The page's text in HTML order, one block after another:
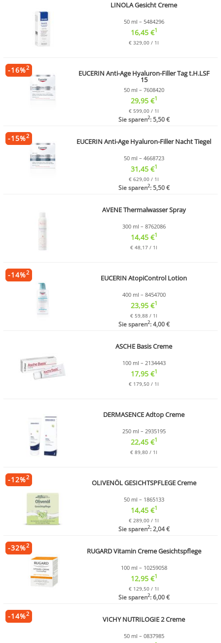
LINOLA Gesicht Creme
50 ml – 5484296
16,45 €1
€ 329,00 / 1l
EUCERIN Anti-Age Hyaluron-Filler Tag t.H.LSF
15
50 ml – 7608420
29,95 €1
€ 599,00 / 1l
Sie sparen2: 5,50 €
-16%2
EUCERIN Anti-Age Hyaluron-Filler Nacht Tiegel
50 ml – 4668723
31,45 €1
€ 629,00 / 1l
Sie sparen2: 5,50 €
-15%2
AVENE Thermalwasser Spray
300 ml – 8762086
14,45 €1
€ 48,17 / 1l
EUCERIN AtopiControl Lotion
400 ml – 8454700
23,95 €1
€ 59,88 / 1l
Sie sparen2: 4,00 €
-14%2
ASCHE Basis Creme
100 ml – 2134443
17,95 €1
€ 179,50 / 1l
DERMASENCE Adtop Creme
250 ml – 2935195
22,45 €1
€ 89,80 / 1l
OLIVENÖL GESICHTSPFLEGE Creme
50 ml – 1865133
14,45 €1
€ 289,00 / 1l
Sie sparen2: 2,04 €
-12%2
RUGARD Vitamin Creme Gesichtspflege
100 ml – 10259058
12,95 €1
€ 129,50 / 1l
Sie sparen2: 6,00 €
-32%2
VICHY NUTRILOGIE 2 Creme
50 ml – 0837985
-14%2